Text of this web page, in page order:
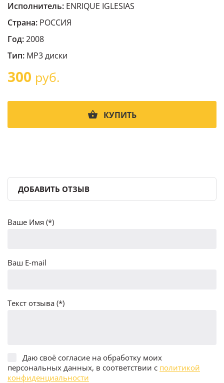
Исполнитель: ENRIQUE IGLESIAS
Страна: РОССИЯ
Год:2008
Тип: MP3 диски
300 руб.
КУПИТЬ
ДОБАВИТЬ ОТЗЫВ
Ваше Имя (*)
Ваш E-mail
Текст отзыва (*)
Даю своё согласие на обработку моих
персональных данных, в соответствии с политикой
конфиденциальности